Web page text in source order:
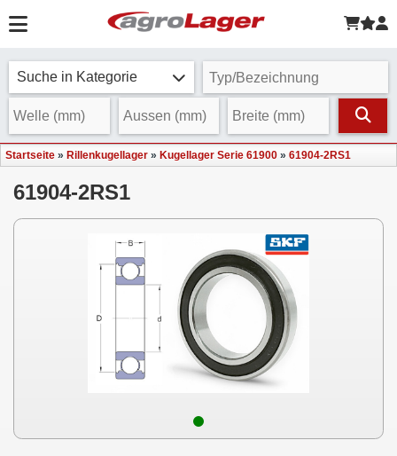
Suche in Kategorie
Startseite » Rillenkugellager » Kugellager Serie 61900 » 61904-2RS1
61904-2RS1